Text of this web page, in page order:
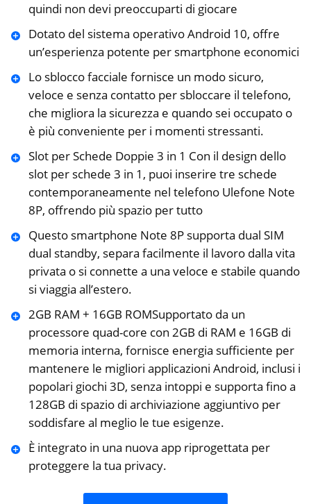
quindi non devi preoccuparti di giocare
Dotato del sistema operativo Android 10, offre
un’esperienza potente per smartphone economici
Lo sblocco facciale fornisce un modo sicuro,
veloce e senza contatto per sbloccare il telefono,
che migliora la sicurezza e quando sei occupato o
è più conveniente per i momenti stressanti.
Slot per Schede Doppie 3 in 1 Con il design dello
slot per schede 3 in 1, puoi inserire tre schede
contemporaneamente nel telefono Ulefone Note
8P, offrendo più spazio per tutto
Questo smartphone Note 8P supporta dual SIM
dual standby, separa facilmente il lavoro dalla vita
privata o si connette a una veloce e stabile quando
si viaggia all’estero.
️2GB RAM + 16GB ROMSupportato da un
processore quad-core con 2GB di RAM e 16GB di
memoria interna, fornisce energia sufficiente per
mantenere le migliori applicazioni Android, inclusi i
popolari giochi 3D, senza intoppi e supporta fino a
128GB di spazio di archiviazione aggiuntivo per
soddisfare al meglio le tue esigenze.
È integrato in una nuova app riprogettata per
proteggere la tua privacy.